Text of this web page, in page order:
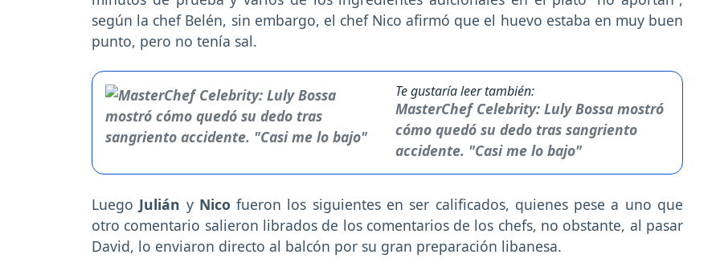
según la chef Belén, sin embargo, el chef Nico afirmó que el huevo estaba en muy buen
punto, pero no tenía sal.
Te gustaría leer también:
MasterChef Celebrity: Luly Bossa mostró
cómo quedó su dedo tras sangriento
accidente. "Casi me lo bajo"
Luego Julián y Nicofueron los siguientes en ser calificados, quienes pese a uno que
otro comentario salieron librados de los comentarios de los chefs, no obstante, al pasar
David, lo enviaron directo al balcón por su gran preparación libanesa.